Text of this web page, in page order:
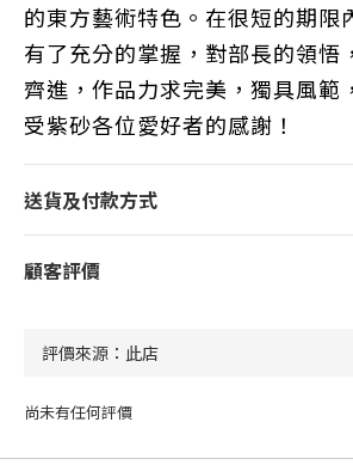
的東方藝術特色。在很短的期限
有了充分的掌握，對部長的領悟
齊進，作品力求完美，獨具風範
受紫砂各位愛好者的感謝！
送貨及付款方式
顧客評價
尚未有任何評價